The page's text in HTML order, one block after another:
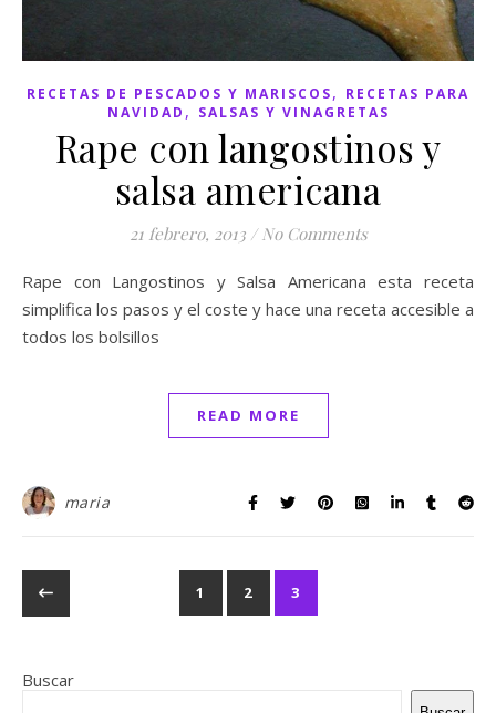
RECETAS DE PESCADOS Y MARISCOS, RECETAS PARA
NAVIDAD , SALSAS Y VINAGRETAS
Rape con langostinos y
salsa americana
21 febrero, 2013 / No Comments
Rape con Langostinos y Salsa Americana esta receta
simplifica los pasos y el coste y hace una receta accesible a
todos los bolsillos
READ MORE
maria
1 2 3
Buscar